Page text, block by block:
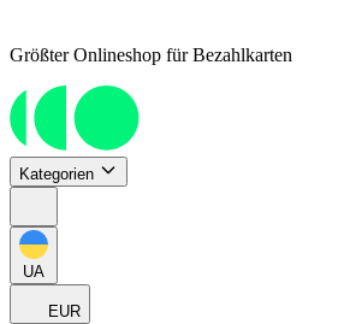
Größter Onlineshop für Bezahlkarten
Kategorien
UA
EUR